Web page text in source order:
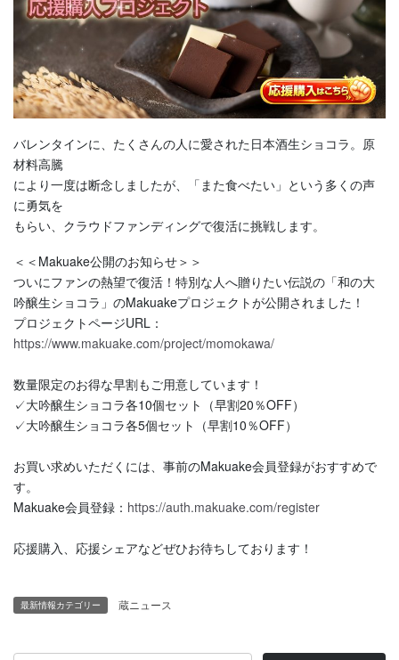
バレンタインに、たくさんの人に愛された日本酒生ショコラ。原
材料高騰
により一度は断念しましたが、「また食べたい」という多くの声
に勇気を
もらい、クラウドファンディングで復活に挑戦します。
＜＜Makuake公開のお知らせ＞＞
ついにファンの熱望で復活！特別な人へ贈りたい伝説の「和の大
吟醸生ショコラ」のMakuakeプロジェクトが公開されました！
プロジェクトページURL：
https://www.makuake.com/project/momokawa/
数量限定のお得な早割もご用意しています！
✓大吟醸生ショコラ各10個セット（早割20％OFF）
✓大吟醸生ショコラ各5個セット（早割10％OFF）
お買い求めいただくには、事前のMakuake会員登録がおすすめで
す。
Makuake会員登録： https://auth.makuake.com/register
応援購入、応援シェアなどぜひお待ちしております！
最新情報カテゴリー 蔵ニュース